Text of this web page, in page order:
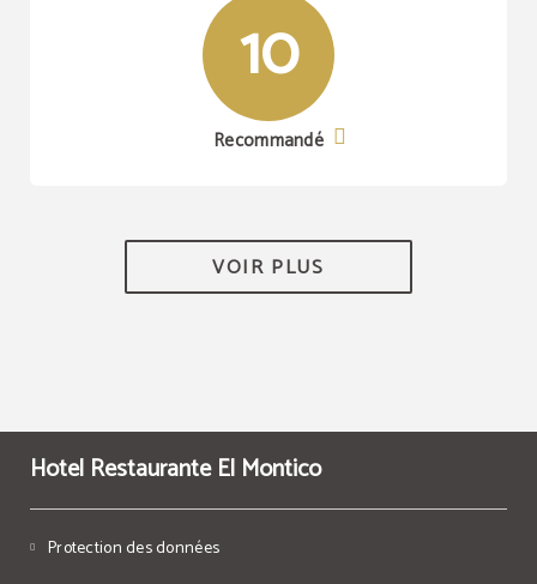
10
Recommandé
VOIR PLUS
Hotel Restaurante El Montico
Protection des données